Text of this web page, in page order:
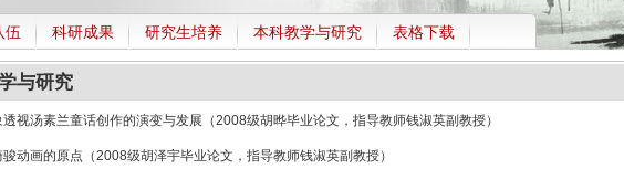
伍 科研成果 研究生培养 本科教学与研究 表格下载
与研究
视汤素兰童话创作的演变与发展（2008级胡晔毕业论文，指导教师钱淑英副教授）
骏动画的原点（2008级胡泽宇毕业论文，指导教师钱淑英副教授）